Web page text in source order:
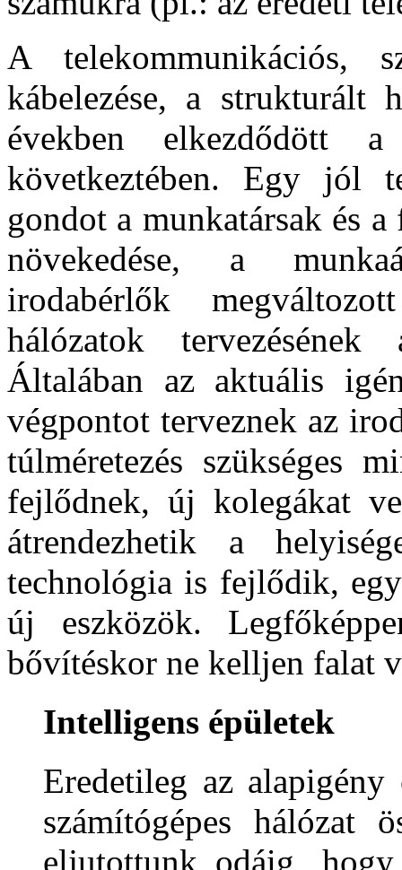
A telekommunikációs,
kábelezése, a strukturált
években elkezdődött
következtében. Egy jól
gondot a munkatársak és
növekedése, a
irodabérlők
hálózatok tervezésének
Általában az aktuális
végpontot terveznek az
túlméretezés szükséges
fejlődnek, új kolegákat
átrendezhetik a
technológia is fejlődik,
új eszközök.
bővítéskor ne kelljen falat
Intelligens épületek
Eredetileg az alapigény
számítógépes hálózat
eljutottunk odáig,